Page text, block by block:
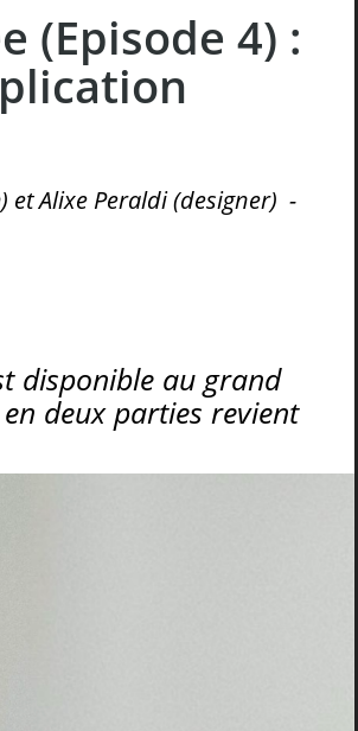
(Episode 4) :
et Alixe Peraldi (designer) -
disponible au grand
deux parties revient